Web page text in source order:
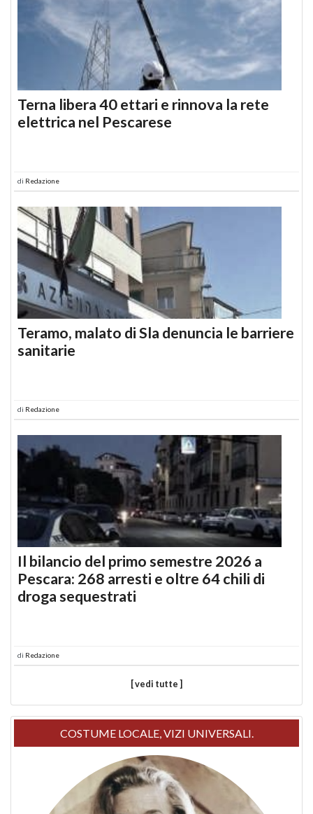
Terna libera 40 ettari e rinnova la rete
elettrica nel Pescarese
di Redazione
Teramo, malato di Sla denuncia le barriere
sanitarie
di Redazione
Il bilancio del primo semestre 2026 a
Pescara: 268 arresti e oltre 64 chili di
droga sequestrati
di Redazione
[ vedi tutte ]
COSTUME LOCALE, VIZI UNIVERSALI.